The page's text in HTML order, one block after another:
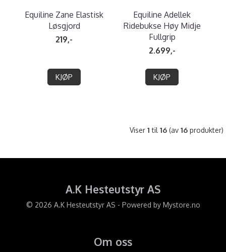
Equiline Zane Elastisk
Løsgjord
219,-
KJØP
Equiline Adellek
Ridebukse Høy Midje
Fullgrip
2.699,-
KJØP
Viser 1 til 16 (av 16 produkter)
A.K Hesteutstyr AS
© 2026 A.K Hesteutstyr AS - Powered by Mystore.no
Om oss